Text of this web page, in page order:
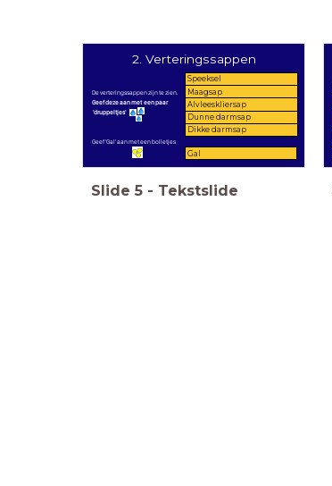
2. Verteringssappen
De verteringssappen zijn te zien.
Geef deze aan met eenpaar
'druppeltjes'
Geef 'Gal' aan met een bolletjes
Speeksel
Maagsap
Alvleeskliersap
Dunne darmsap
Dikke darmsap
Gal
Slide 5 - Tekstslide